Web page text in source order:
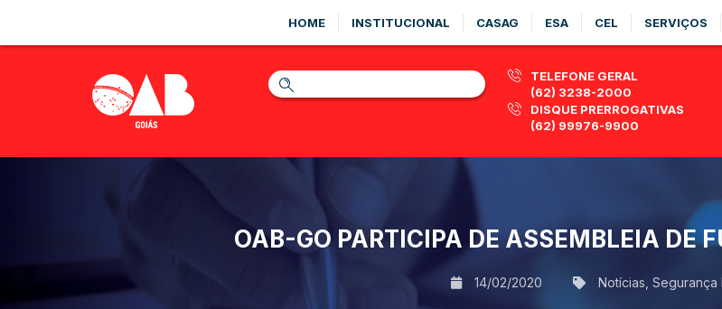
HOME INSTITUCIONAL CASAG ESA CEL SERVIÇOS
TELEFONE GERAL
(62) 3238-2000
DISQUE PRERROGATIVAS
(62) 99976-9900
OAB-GO PARTICIPA DE ASSEMBLEIA DE
14/02/2020 Notícias Segurança